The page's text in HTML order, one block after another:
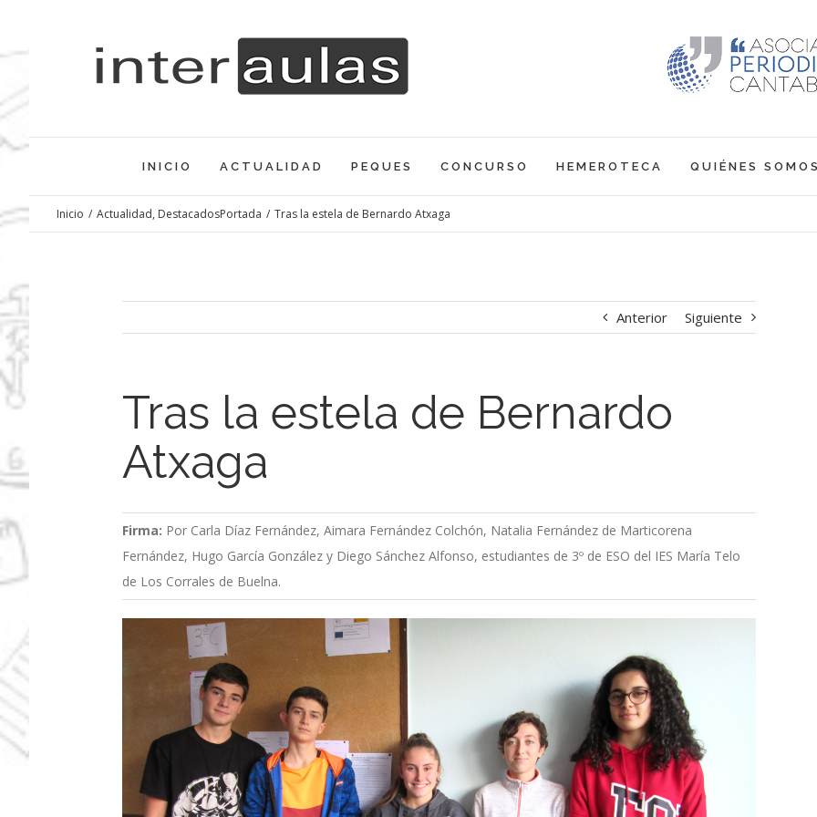
INICIO ACTUALIDAD PEQUES CONCURSO HEMEROTECA QUIÉNES
Inicio / Actualidad, DestacadosPortada / Tras la estela de Bernardo Atxaga
Anterior Siguiente
Tras la estela de Bernardo
Atxaga
Firma: Por Carla Díaz Fernández, Aimara Fernández Colchón, Natalia Fernández de Marticorena
Fernández, Hugo García González y Diego Sánchez Alfonso, estudiantes de 3º de ESO del IES María Telo
de Los Corrales de Buelna.